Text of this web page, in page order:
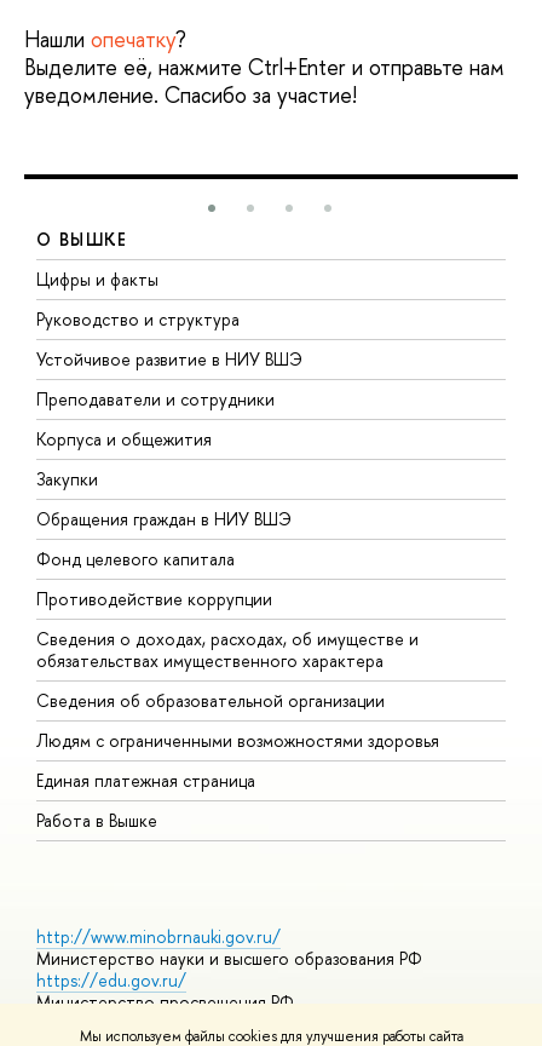
Мы используем файлы cookies для улучшения работы сайта
Нашли опечатку?
Выделите её, нажмите Ctrl+Enter и отправьте нам
уведомление. Спасибо за участие!
О ВЫШКЕ
Цифры и факты
Руководство и структура
Устойчивое развитие в НИУ ВШЭ
Преподаватели и сотрудники
Корпуса и общежития
Закупки
Обращения граждан в НИУ ВШЭ
Фонд целевого капитала
Противодействие коррупции
Сведения о доходах, расходах, об имуществе и
обязательствах имущественного характера
Сведения об образовательной организации
Людям с ограниченными возможностями здоровья
Единая платежная страница
Работа в Вышке
http://www.minobrnauki.gov.ru/
Министерство науки и высшего образования РФ
https://edu.gov.ru/
Министерство просвещения РФ
https://elearning.hse.ru/mooc